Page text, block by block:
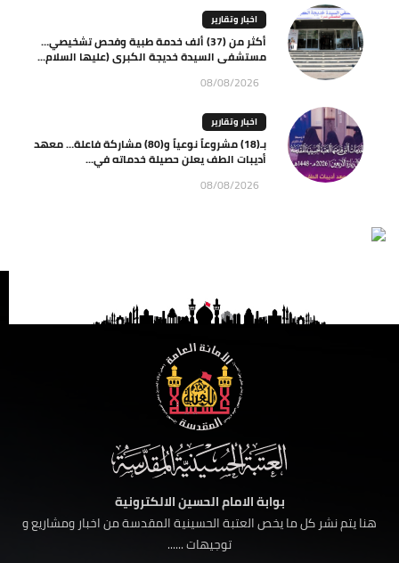
اخبار وتقارير
أكثر من (37) ألف خدمة طبية وفحص تشخيصي…
مستشفى السيدة خديجة الكبرى (عليها السلام...
08/08/2026
اخبار وتقارير
بـ(18) مشروعاً نوعياً و(80) مشاركة فاعلة… معهد
أديبات الطف يعلن حصيلة خدماته في...
08/08/2026
بوابة الامام الحسين الالكترونية
هنا يتم نشر كل ما يخص العتبة الحسينية المقدسة من اخبار ومشاريع و
توجيهات ......